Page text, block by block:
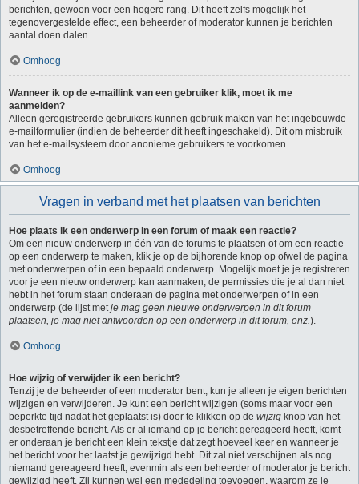
berichten, gewoon voor een hogere rang. Dit heeft zelfs mogelijk het
tegenovergestelde effect, een beheerder of moderator kunnen je berichten
aantal doen dalen.
Omhoog
Wanneer ik op de e-maillink van een gebruiker klik, moet ik me
aanmelden?
Alleen geregistreerde gebruikers kunnen gebruik maken van het ingebouwde
e-mailformulier (indien de beheerder dit heeft ingeschakeld). Dit om misbruik
van het e-mailsysteem door anonieme gebruikers te voorkomen.
Omhoog
Vragen in verband met het plaatsen van berichten
Hoe plaats ik een onderwerp in een forum of maak een reactie?
Om een nieuw onderwerp in één van de forums te plaatsen of om een reactie
op een onderwerp te maken, klik je op de bijhorende knop op ofwel de pagina
met onderwerpen of in een bepaald onderwerp. Mogelijk moet je je registreren
voor je een nieuw onderwerp kan aanmaken, de permissies die je al dan niet
hebt in het forum staan onderaan de pagina met onderwerpen of in een
onderwerp (de lijst metje mag geen nieuwe onderwerpen in dit forum
plaatsen, je mag niet antwoorden op een onderwerp in dit forum, enz.).
Omhoog
Hoe wijzig of verwijder ik een bericht?
Tenzij je de beheerder of een moderator bent, kun je alleen je eigen berichten
wijzigen en verwijderen. Je kunt een bericht wijzigen (soms maar voor een
beperkte tijd nadat het geplaatst is) door te klikken op de wijzig knop van het
desbetreffende bericht. Als er al iemand op je bericht gereageerd heeft, komt
er onderaan je bericht een klein tekstje dat zegt hoeveel keer en wanneer je
het bericht voor het laatst je gewijzigd hebt. Dit zal niet verschijnen als nog
niemand gereageerd heeft, evenmin als een beheerder of moderator je bericht
gewijzigd heeft. Zij kunnen wel een mededeling toevoegen, waarom ze je